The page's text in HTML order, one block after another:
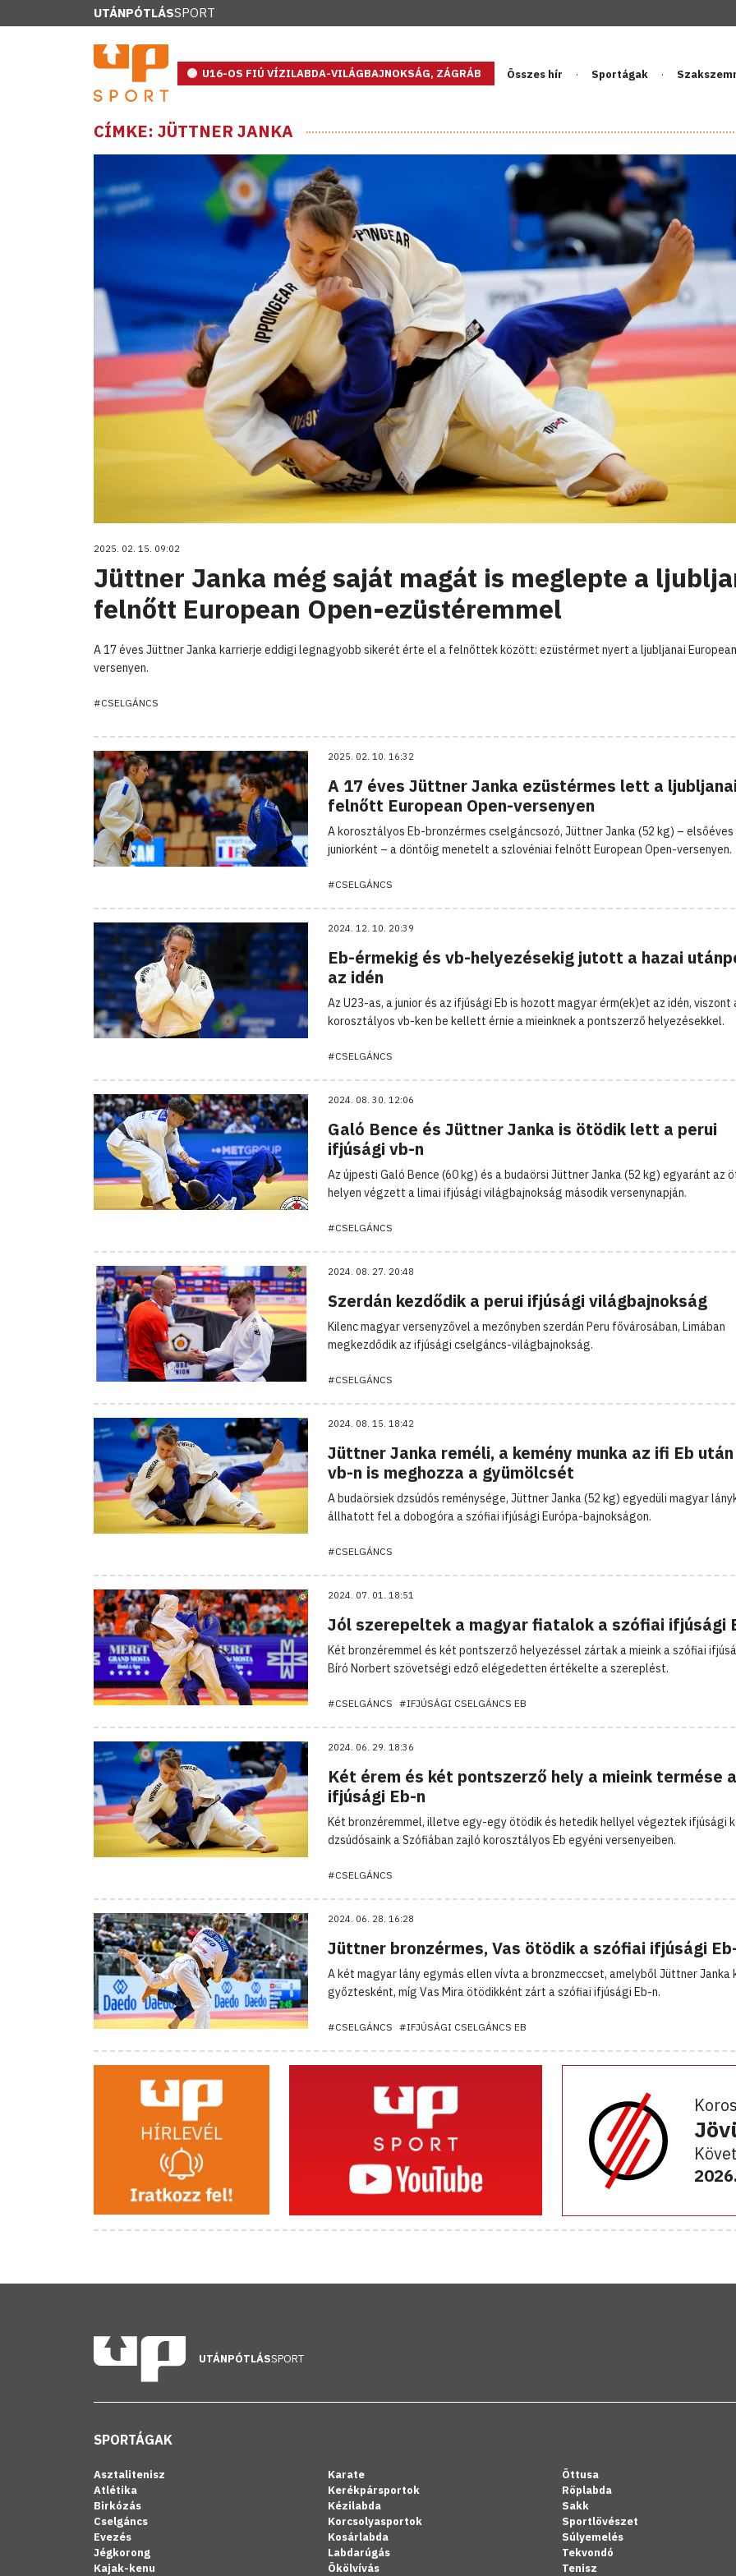
UTÁNPÓTLÁSSPORT
U16-OS FIÚ VÍZILABDA-VILÁGBAJNOKSÁG, ZÁGRÁB Összes hír Sportágak
CÍMKE: JÜTTNER JANKA
2025. 02. 15. 09:02
Jüttner Janka még saját magát is meglepte a
felnőtt European Open-ezüstéremmel
A 17 éves Jüttner Janka karrierje eddigi legnagyobb sikerét érte el a felnőttek között: ezüstérmet nyert a ljubljanai
versenyen.
#CSELGÁNCS
2025. 02. 10. 16:32
A 17 éves Jüttner Janka ezüstérmes lett a ljubljanai
felnőtt European Open-versenyen
A korosztályos Eb-bronzérmes cselgáncsozó, Jüttner Janka (52 kg) – elsőéves
juniorként – a döntőig menetelt a szlovéniai felnőtt European Open-versenyen.
#CSELGÁNCS
2024. 12. 10. 20:39
Eb-érmekig és vb-helyezésekig jutott a hazai
az idén
Az U23-as, a junior és az ifjúsági Eb is hozott magyar érm(ek)et az idén, viszont
korosztályos vb-ken be kellett érnie a mieinknek a pontszerző helyezésekkel.
#CSELGÁNCS
2024. 08. 30. 12:06
Galó Bence és Jüttner Janka is ötödik lett a perui
ifjúsági vb-n
Az újpesti Galó Bence (60 kg) és a budaörsi Jüttner Janka (52 kg) egyaránt az
helyen végzett a limai ifjúsági világbajnokság második versenynapján.
#CSELGÁNCS
2024. 08. 27. 20:48
Szerdán kezdődik a perui ifjúsági világbajnokság
Kilenc magyar versenyzővel a mezőnyben szerdán Peru fővárosában, Limában
megkezdődik az ifjúsági cselgáncs-világbajnokság.
#CSELGÁNCS
2024. 08. 15. 18:42
Jüttner Janka reméli, a kemény munka az ifi Eb
vb-n is meghozza a gyümölcsét
A budaörsiek dzsúdós reménysége, Jüttner Janka (52 kg) egyedüli magyar
állhatott fel a dobogóra a szófiai ifjúsági Európa-bajnokságon.
#CSELGÁNCS
2024. 07. 01. 18:51
Jól szerepeltek a magyar fiatalok a szófiai ifjúsági
Két bronzéremmel és két pontszerző helyezéssel zártak a mieink a szófiai
Bíró Norbert szövetségi edző elégedetten értékelte a szereplést.
#CSELGÁNCS #IFJÚSÁGI CSELGÁNCS EB
2024. 06. 29. 18:36
Két érem és két pontszerző hely a mieink termése
ifjúsági Eb-n
Két bronzéremmel, illetve egy-egy ötödik és hetedik hellyel végeztek ifjúsági
dzsúdósaink a Szófiában zajló korosztályos Eb egyéni versenyeiben.
#CSELGÁNCS
2024. 06. 28. 16:28
Jüttner bronzérmes, Vas ötödik a szófiai ifjúsági
A két magyar lány egymás ellen vívta a bronzmeccset, amelyből Jüttner Janka
győztesként, míg Vas Mira ötödikként zárt a szófiai ifjúsági Eb-n.
#CSELGÁNCS #IFJÚSÁGI CSELGÁNCS EB
UTÁNPÓTLÁSSPORT
SPORTÁGAK
Asztalitenisz
Atlétika
Birkózás
Cselgáncs
Evezés
Jégkorong
Kajak-kenu
Karate
Kerékpársportok
Kézilabda
Korcsolyasportok
Kosárlabda
Labdarúgás
Ökölvívás
Öttusa
Röplabda
Sakk
Sportlövészet
Súlyemelés
Tekvondó
Tenisz